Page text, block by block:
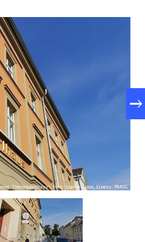
"Dreimäderlhaus", Foto: Sophie Sokie, Lizenz: PMSG